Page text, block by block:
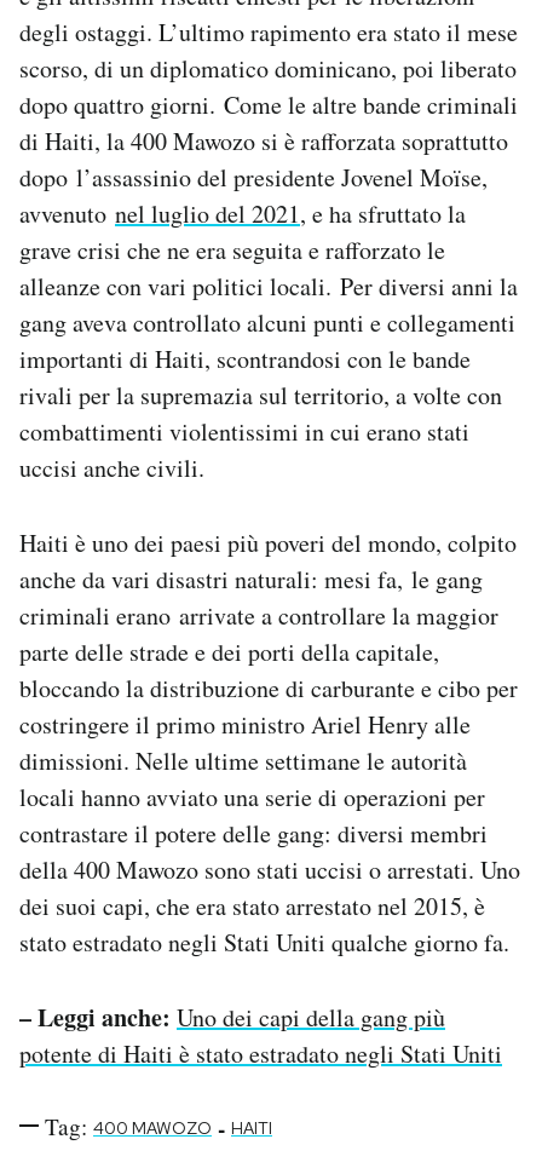
degli ostaggi. L’ultimo rapimento era stato il mese
scorso, di un diplomatico dominicano, poi liberato
dopo quattro giorni. Come le altre bande criminali
di Haiti, la 400 Mawozo si è rafforzata soprattutto
dopo l’assassinio del presidente Jovenel Moïse,
avvenuto nel luglio del 2021, e ha sfruttato la
grave crisi che ne era seguita e rafforzato le
alleanze con vari politici locali. Per diversi anni la
gang aveva controllato alcuni punti e collegamenti
importanti di Haiti, scontrandosi con le bande
rivali per la supremazia sul territorio, a volte con
combattimenti violentissimi in cui erano stati
uccisi anche civili.
Haiti è uno dei paesi più poveri del mondo, colpito
anche da vari disastri naturali: mesi fa, le gang
criminali erano arrivate a controllare la maggior
parte delle strade e dei porti della capitale,
bloccando la distribuzione di carburante e cibo per
costringere il primo ministro Ariel Henry alle
dimissioni. Nelle ultime settimane le autorità
locali hanno avviato una serie di operazioni per
contrastare il potere delle gang: diversi membri
della 400 Mawozo sono stati uccisi o arrestati. Uno
dei suoi capi, che era stato arrestato nel 2015, è
stato estradato negli Stati Uniti qualche giorno fa.
– Leggi anche: Uno dei capi della gang più
potente di Haiti è stato estradato negli Stati Uniti
Tag: 400 MAWOZO - HAITI